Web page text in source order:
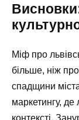
Міф про
більше, ніж
спадщини
маркетингу,
контексті.